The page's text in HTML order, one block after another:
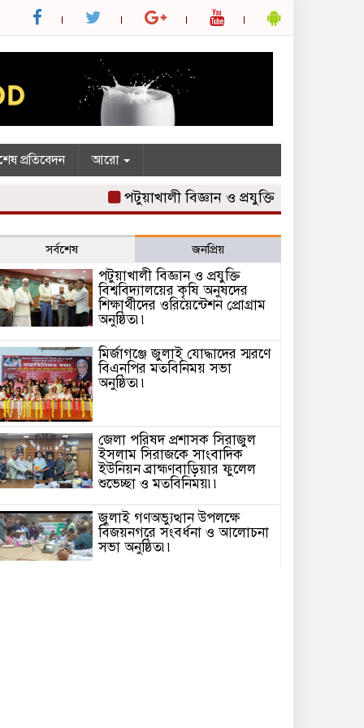
প্রতিবেদন আরো
পটুয়াখালী বিজ্ঞান ও প্রযুক্তি বিশ্ববিদ্যালয়ের
সর্বশেষ জনপ্রিয়
পটুয়াখালী বিজ্ঞান ও প্রযুক্তি
বিশ্ববিদ্যালয়ের কৃষি অনুষদের
শিক্ষার্থীদের ওরিয়েন্টেশন প্রোগ্রাম
অনুষ্ঠিত৷৷
মির্জাগঞ্জে জুলাই যোদ্ধাদের স্মরণে
বিএনপির মতবিনিময় সভা
অনুষ্ঠিত৷৷
জেলা পরিষদ প্রশাসক সিরাজুল
ইসলাম সিরাজকে সাংবাদিক
ইউনিয়ন ব্রাহ্মণবাড়িয়ার ফুলেল
শুভেচ্ছা ও মতবিনিময়৷৷
জুলাই গণঅভ্যুত্থান উপলক্ষে
বিজয়নগরে সংবর্ধনা ও আলোচনা
সভা অনুষ্ঠিত৷৷